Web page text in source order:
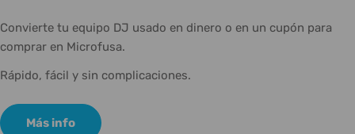
Convierte tu equipo DJ usado en dinero o en un cupón para
comprar en Microfusa.
Rápido, fácil y sin complicaciones.
Más info